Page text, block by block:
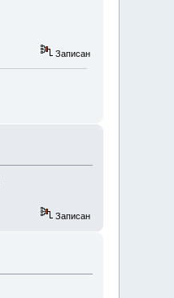
Записан
Записан